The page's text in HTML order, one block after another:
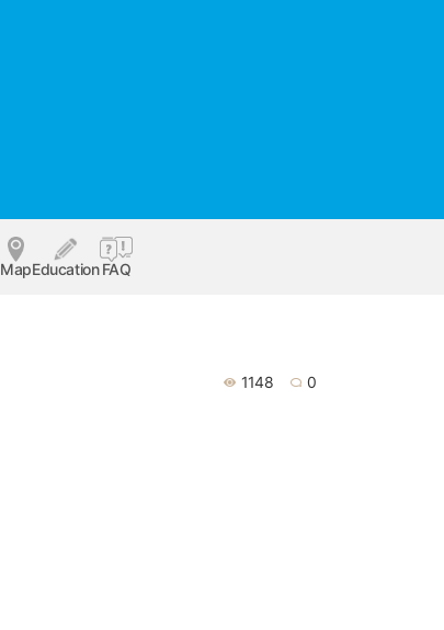
MapEducationFAQ
1148 0